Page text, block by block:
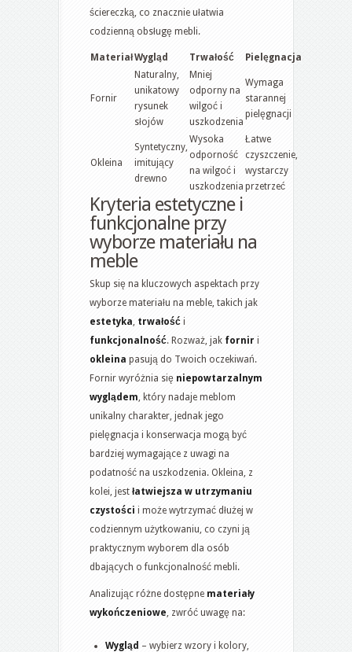
ściereczką, co znacznie ułatwia
codzienną obsługę mebli.
MateriałWygląd Trwałość Pielęgnacja
Fornir
Naturalny,
unikatowy
rysunek
słojów
Mniej
odporny na
wilgoć i
uszkodzenia
Wymaga
starannej
pielęgnacji
Okleina
Syntetyczny,
imitujący
drewno
Wysoka
odporność
na wilgoć i
uszkodzenia
Łatwe
czyszczenie,
wystarczy
przetrzeć
Kryteria estetyczne i
funkcjonalne przy
wyborze materiału na
meble
Skup się na kluczowych aspektach przy
wyborze materiału na meble, takich jak
estetyka, trwałość i
funkcjonalność. Rozważ, jak fornir i
okleina pasują do Twoich oczekiwań.
Fornir wyróżnia się niepowtarzalnym
wyglądem, który nadaje meblom
unikalny charakter, jednak jego
pielęgnacja i konserwacja mogą być
bardziej wymagające z uwagi na
podatność na uszkodzenia. Okleina, z
kolei, jest łatwiejsza w utrzymaniu
czystości i może wytrzymać dłużej w
codziennym użytkowaniu, co czyni ją
praktycznym wyborem dla osób
dbających o funkcjonalność mebli.
Analizując różne dostępne materiały
wykończeniowe, zwróć uwagę na:
Wygląd – wybierz wzory i kolory,